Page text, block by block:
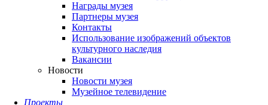
Награды музея
Партнеры музея
Контакты
Использование изображений объектов
культурного наследия
Вакансии
Новости
Новости музея
Музейное телевидение
Проекты